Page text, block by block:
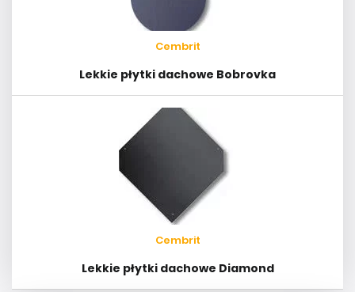
Cembrit
Lekkie płytki dachowe Bobrovka
Cembrit
Lekkie płytki dachowe Diamond